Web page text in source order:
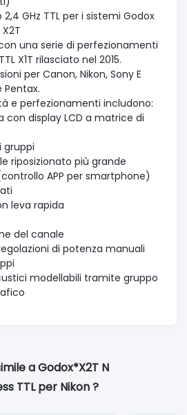
GHz TTL per i sistemi Godox
una serie di perfezionamenti
X1T rilasciato nel 2015.
per Canon, Nikon, Sony E
Pentax.
e perfezionamenti includono:
display LCD a matrice di
gruppi
riposizionato più grande
APP per smartphone)
leva rapida
del canale
di potenza manuali
modellabili tramite gruppo
a Godox*X2T N
TTL per Nikon ?